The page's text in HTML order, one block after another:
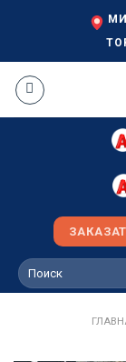
Искать: